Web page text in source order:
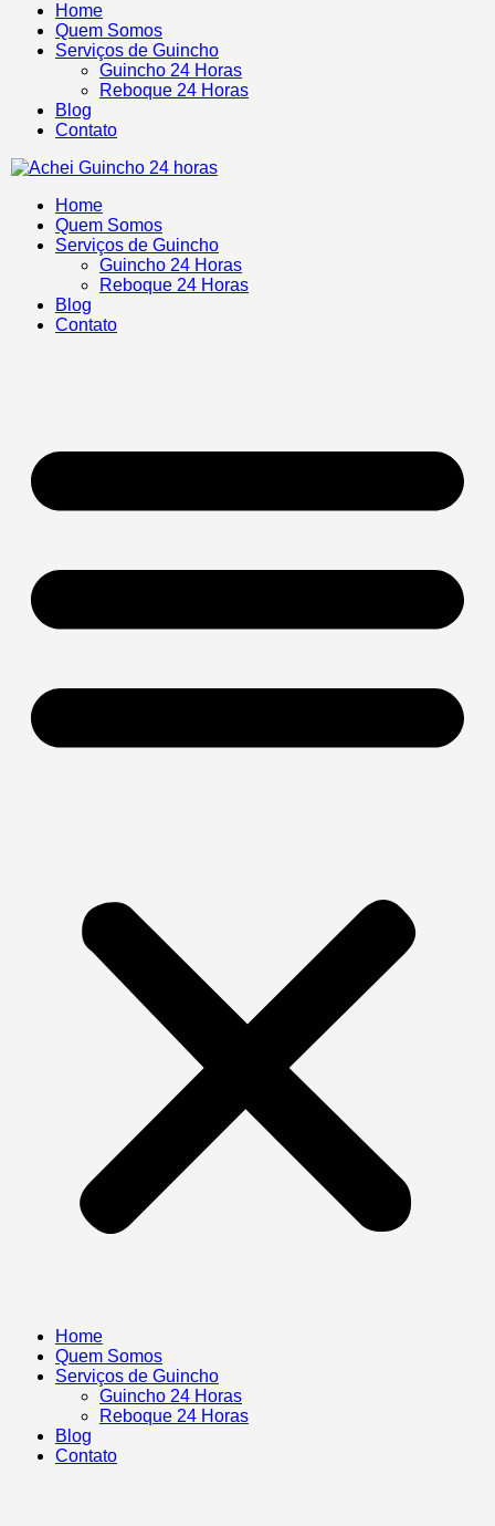
Home
Quem Somos
Serviços de Guincho
Guincho 24 Horas
Reboque 24 Horas
Blog
Contato
Home
Quem Somos
Serviços de Guincho
Guincho 24 Horas
Reboque 24 Horas
Blog
Contato
Home
Quem Somos
Serviços de Guincho
Guincho 24 Horas
Reboque 24 Horas
Blog
Contato